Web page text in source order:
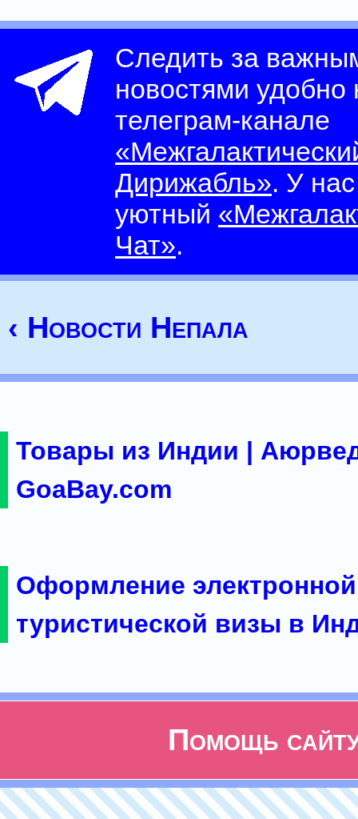
Следить за
новостями
телеграм-канале
Дирижабль». У
уютный
Чат».
‹ Новости Непала
Товары из Индии |
GoaBay.com
Оформление электронной
туристической визы в
Помощь